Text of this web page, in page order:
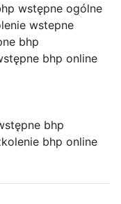
wstępne ogólne
wstepne
bhp
bhp online
bhp
bhp online